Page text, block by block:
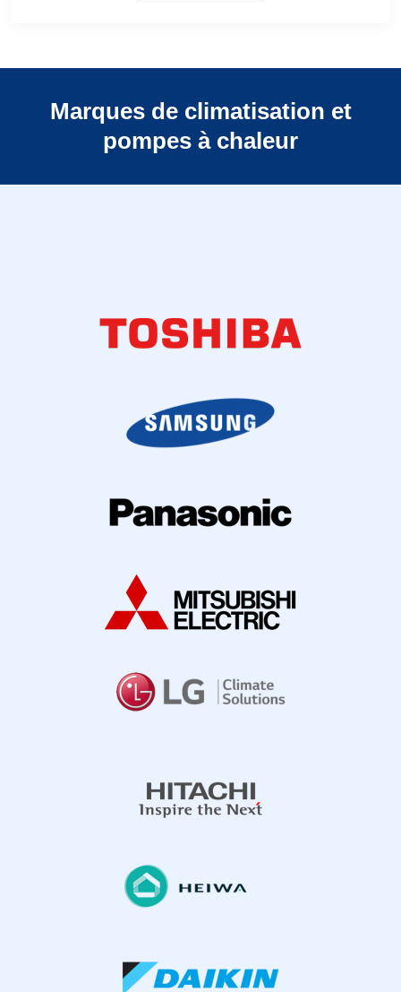
Marques de climatisation et
pompes à chaleur